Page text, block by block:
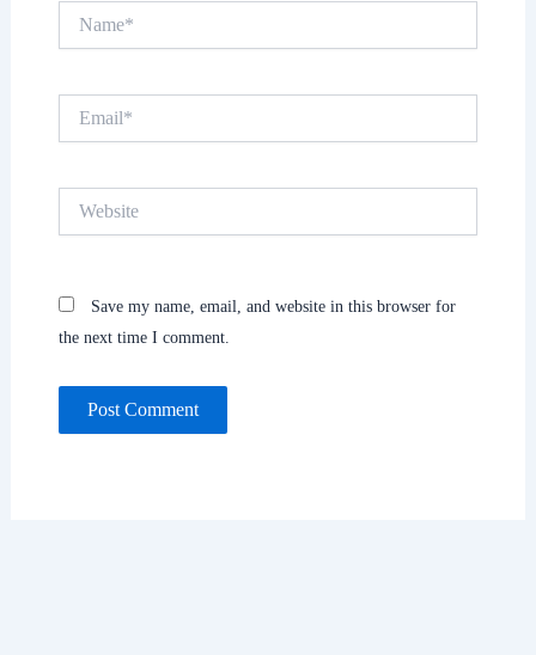
Save my name, email, and website in this browser for
the next time I comment.